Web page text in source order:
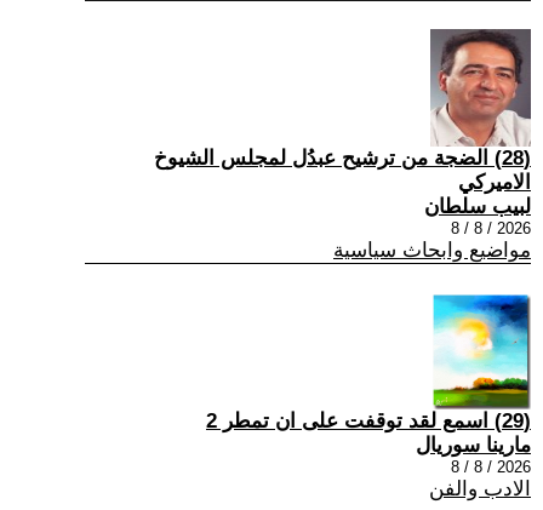
(28) الضجة من ترشيح عبدُل لمجلس الشيوخ
الاميركي
لبيب سلطان
2026 / 8 / 8
مواضيع وابحاث سياسية
(29) اسمع لقد توقفت على ان تمطر 2
مارينا سوريال
2026 / 8 / 8
الادب والفن